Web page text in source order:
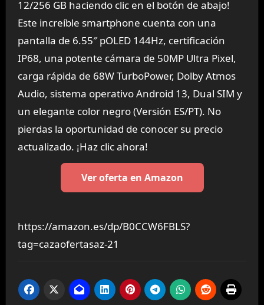
12/256 GB haciendo clic en el botón de abajo!
Este increíble smartphone cuenta con una
pantalla de 6.55″ pOLED 144Hz, certificación
IP68, una potente cámara de 50MP Ultra Pixel,
carga rápida de 68W TurboPower, Dolby Atmos
Audio, sistema operativo Android 13, Dual SIM y
un elegante color negro (Versión ES/PT). No
pierdas la oportunidad de conocer su precio
actualizado. ¡Haz clic ahora!
Ver oferta en Amazon
https://amazon.es/dp/B0CCW6FBLS?
tag=cazaofertasaz-21